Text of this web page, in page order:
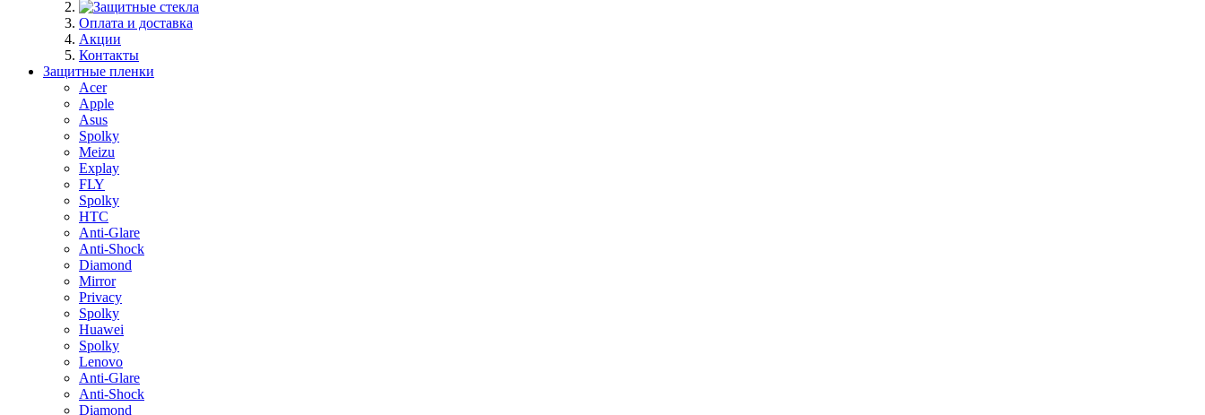
Оплата и доставка
Акции
Контакты
Защитные пленки
Acer
Apple
Asus
Spolky
Meizu
Explay
FLY
Spolky
HTC
Anti-Glare
Anti-Shock
Diamond
Mirror
Privacy
Spolky
Huawei
Spolky
Lenovo
Anti-Glare
Anti-Shock
Diamond